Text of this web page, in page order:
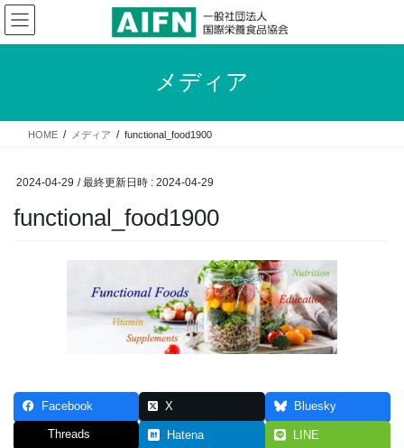
コ
ン
テ
ス
ナ
ビ
ゲ
ン
メディア
HOME メディア functional_food1900
2024-04-29 / 最終更新日時 : 2024-04-29
functional_food1900
Facebook X Bluesky
Threads Hatena LINE